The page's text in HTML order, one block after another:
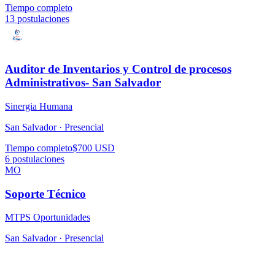
Tiempo completo
13 postulaciones
Auditor de Inventarios y Control de procesos
Administrativos- San Salvador
Sinergia Humana
San Salvador · Presencial
Tiempo completo$700 USD
6 postulaciones
MO
Soporte Técnico
MTPS Oportunidades
San Salvador · Presencial